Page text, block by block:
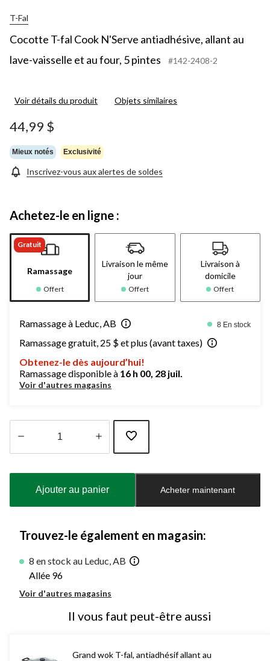
T-Fal
Cocotte T-fal Cook N'Serve antiadhésive, allant au
lave-vaisselle et au four, 5 pintes
#142-2408-2
Voir détails du produit Objets similaires
44,99 $
Mieux notés Exclusivité
Inscrivez-vous aux alertes de soldes
Achetez-le en ligne :
Gratuit
Ramassage
Offert
Livraison le même
jour
Offert
Livraison à
domicile
Offert
Ramassage à Leduc, AB 8 En stock
Ramassage gratuit, 25 $ et plus (avant taxes)
Obtenez-le dès aujourd’hui!
Ramassage disponible à 16 h 00, 28 juil.
Voir d'autres magasins
à
Ajouter au panier Acheter maintenant
Trouvez-le également en magasin:
8 en stock au Leduc, AB
Allée 96
Voir d'autres magasins
Il vous faut peut-être aussi
Grand wok T-fal, antiadhésif allant au